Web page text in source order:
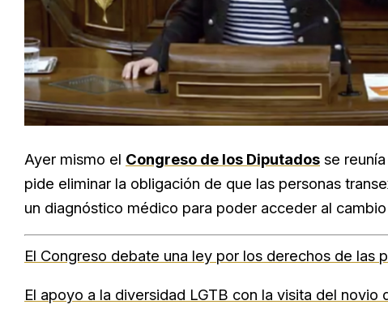
Ayer mismo el Congreso de los Diputados se
pide eliminar la obligación de que las personas
un diagnóstico médico para poder acceder al
El Congreso debate una ley por los derechos de las
El apoyo a la diversidad LGTB con la visita del novio